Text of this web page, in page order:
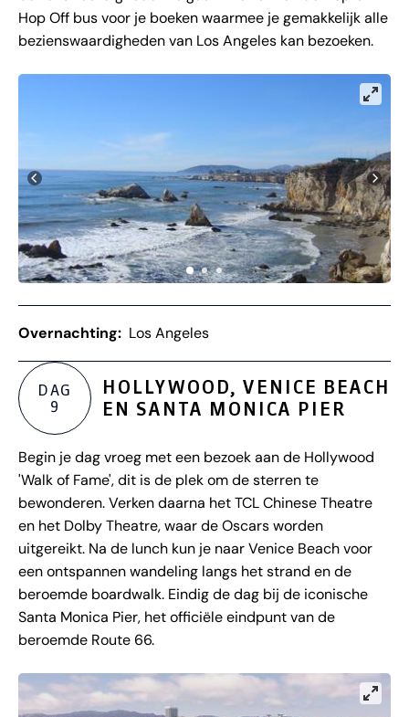
Hop Off bus voor je boeken waarmee je gemakkelijk alle
bezienswaardigheden van Los Angeles kan bezoeken.
Overnachting: Los Angeles
DAG
9
HOLLYWOOD, VENICE BEACH
EN SANTA MONICA PIER
Begin je dag vroeg met een bezoek aan de Hollywood
'Walk of Fame', dit is de plek om de sterren te
bewonderen. Verken daarna het TCL Chinese Theatre
en het Dolby Theatre, waar de Oscars worden
uitgereikt. Na de lunch kun je naar Venice Beach voor
een ontspannen wandeling langs het strand en de
beroemde boardwalk. Eindig de dag bij de iconische
Santa Monica Pier, het officiële eindpunt van de
beroemde Route 66.